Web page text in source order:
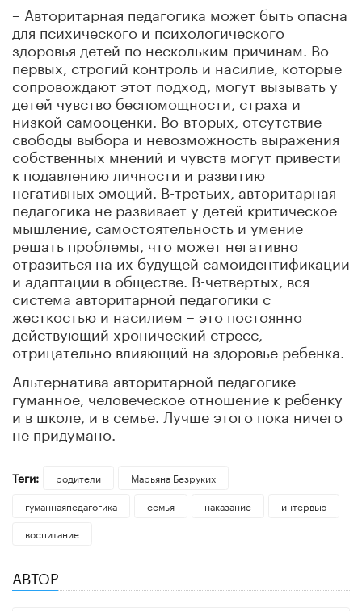
– Авторитарная педагогика может быть опасна
для психического и психологического
здоровья детей по нескольким причинам. Во-
первых, строгий контроль и насилие, которые
сопровождают этот подход, могут вызывать у
детей чувство беспомощности, страха и
низкой самооценки. Во-вторых, отсутствие
свободы выбора и невозможность выражения
собственных мнений и чувств могут привести
к подавлению личности и развитию
негативных эмоций. В-третьих, авторитарная
педагогика не развивает у детей критическое
мышление, самостоятельность и умение
решать проблемы, что может негативно
отразиться на их будущей самоидентификации
и адаптации в обществе. В-четвертых, вся
система авторитарной педагогики с
жесткостью и насилием – это постоянно
действующий хронический стресс,
отрицательно влияющий на здоровье ребенка.
Альтернатива авторитарной педагогике –
гуманное, человеческое отношение к ребенку
и в школе, и в семье. Лучше этого пока ничего
не придумано.
Теги: родители
Марьяна Безруких
гуманнаяпедагогика
семья наказание
интервью
воспитание
АВТОР